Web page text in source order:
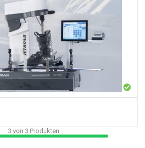
3 von 3 Produkten